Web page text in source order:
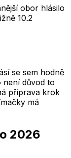
obor hlásilo
10.2
se sem hodně
důvod to
příprava krok
má
2026